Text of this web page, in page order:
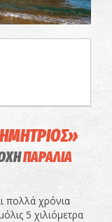
ΠΑΡΑΛΙΑ
πολλά χρόνια
5 χιλιόμετρα